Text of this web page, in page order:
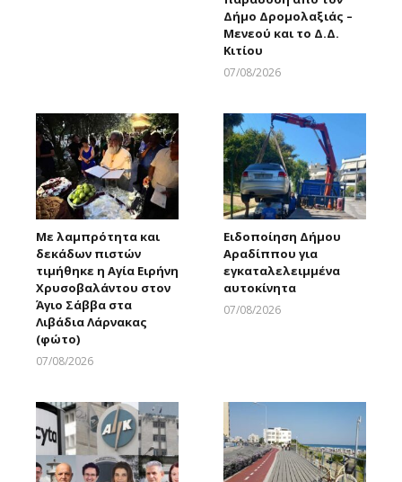
Δήμο Δρομολαξιάς –
Μενεού και το Δ.Δ.
Κιτίου
07/08/2026
Με λαμπρότητα και
δεκάδων πιστών
τιμήθηκε η Αγία Ειρήνη
Χρυσοβαλάντου στον
Άγιο Σάββα στα
Λιβάδια Λάρνακας
(φώτο)
07/08/2026
Ειδοποίηση Δήμου
Αραδίππου για
εγκαταλελειμμένα
αυτοκίνητα
07/08/2026